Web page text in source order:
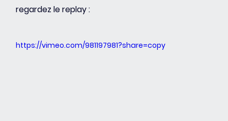
regardez le replay :
https://vimeo.com/981197981?share=copy